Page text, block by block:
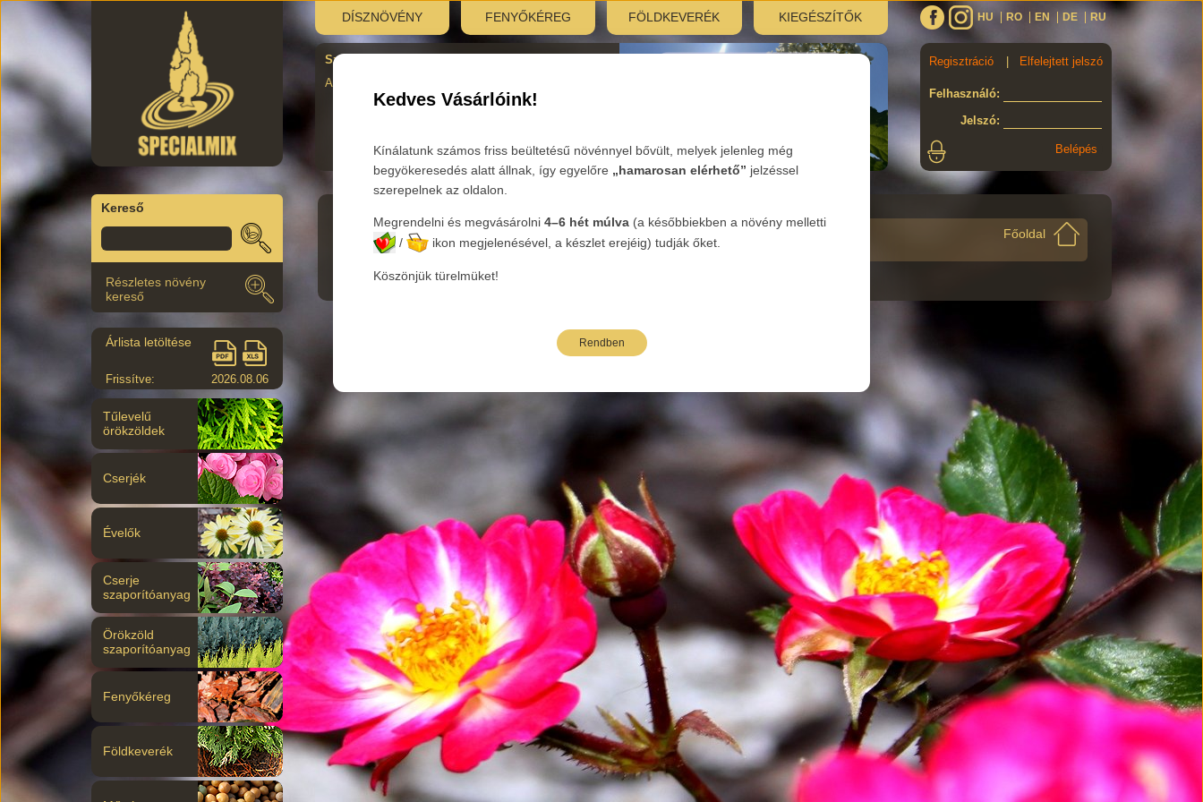
Kedves Vásárlóink!
Kínálatunk számos friss beültetésű növénnyel bővült, melyek jelenleg még
begyökeresedés alatt állnak, így egyelőre „hamarosan elérhető” jelzéssel
szerepelnek az oldalon.
Megrendelni és megvásárolni 4–6 hét múlva (a későbbiekben a növény melletti
/
ikon megjelenésével, a készlet erejéig) tudják őket.
Köszönjük türelmüket!
Rendben
DÍSZNÖVÉNY FENYŐKÉREG FÖLDKEVERÉK KIEGÉSZÍTŐK
Szombati újranyitás:
AUgusztus 29., 7:30–12:00
Tovább
HU RO EN DE RU
Regisztráció Elfelejtett jelszó
Felhasználó:
Jelszó:
Kereső
Részletes növény
kereső
Árlista letöltése
Frissítve: 2026.08.06
Tűlevelű
örökzöldek
Cserjék
Évelők
Cserje
szaporítóanyag
Örökzöld
szaporítóanyag
Fenyőkéreg
Földkeverék
Főkategória:CserjékNemzetség:Viburnum - Bangita Faj: Főoldal